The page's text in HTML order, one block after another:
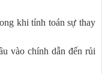
khi tính toán sự thay
vào chính dẫn đến rủi